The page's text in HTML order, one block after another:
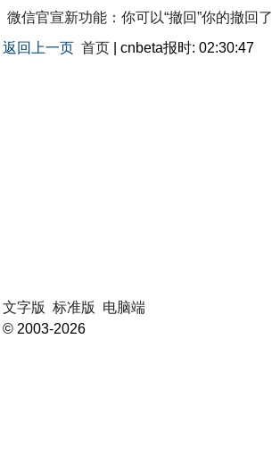
微信官宣新功能：你可以“撤回”你的撤回了
返回上一页 首页 | cnbeta报时: 02:30:47
文字版 标准版
电脑端
© 2003-2026